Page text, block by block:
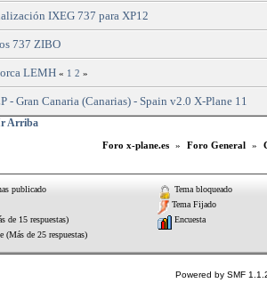
IXEG 737 para XP12
737 ZIBO
LEMH « 1 2 »
- Gran Canaria (Canarias) - Spain v2.0 X-Plane 11
Arriba
Foro x-plane.es » Foro General »
publicado
de 15 respuestas)
(Más de 25 respuestas)
Tema bloqueado
Tema Fijado
Encuesta
Powered by SMF